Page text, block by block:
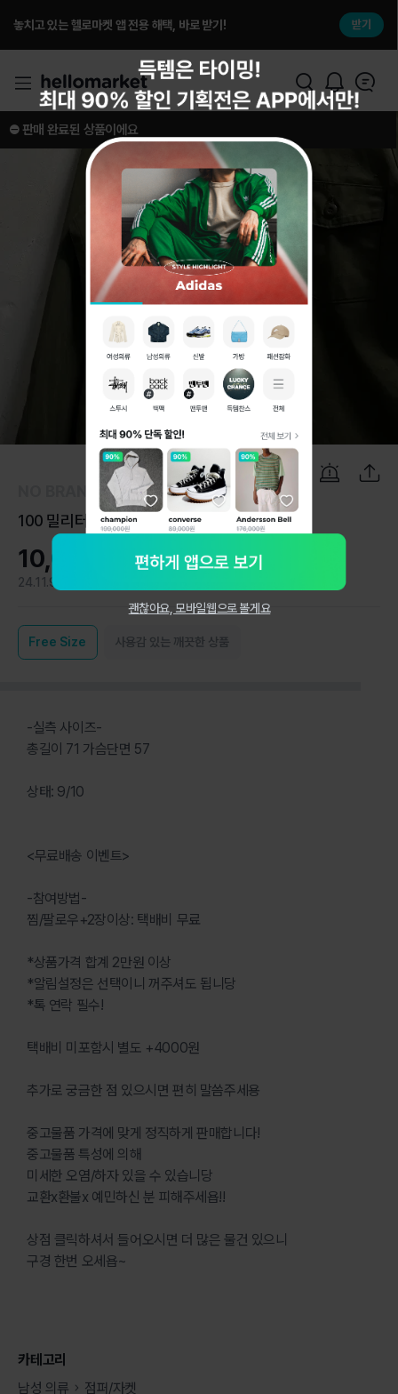
놓치고 있는 헬로마켓 앱 전용 해택, 바로 받기! 받기
1 / 5
⛔️ 판매 완료된 상품이에요
100 밀리터리 올드스쿨 카키 야상 자켓
10,000원
24.11.9
Free Size 사용감 있는 깨끗한 상품
-실측 사이즈-
총길이 71 가슴단면 57
상태: 9/10
<무료배송 이벤트>
-참여방법-
찜/팔로우+2장이상: 택배비 무료
*상품가격 합계 2만원 이상
*알림설정은 선택이니 꺼주셔도 됩니당
*톡 연락 필수!
택배비 미포함시 별도 +4000원
추가로 궁금한 점 있으시면 편히 말씀주세용
중고물품 가격에 맞게 정직하게 판매합니다!
중고물품 특성에 의해
미세한 오염/하자 있을 수 있습니당
교환x환불x 예민하신 분 피해주세욥!!
상점 클릭하셔서 들어오시면 더 많은 물건 있으니
구경 한번 오세욥~
카테고리
남성 의류
점퍼/자켓
괜찮아요, 모바일웹으로 볼게요